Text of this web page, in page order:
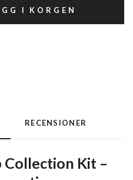
I KORGEN
RECENSIONER
Collection Kit –